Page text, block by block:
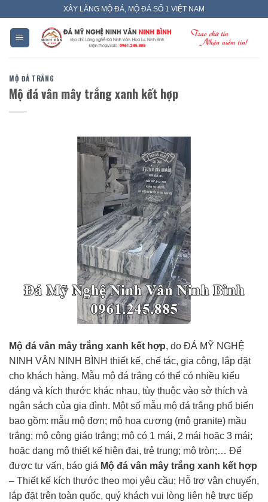
content
XÂY LĂNG MỘ ĐÁ, MỘ ĐÁ SỐ 1 VIỆT NAM
MỘ ĐÁ TRẮNG
Mộ đá vân mây trắng xanh kết hợp
Mộ đá vân mây trắng xanh kết hợp, do ĐÁ MỸ NGHỆ
NINH VÂN NINH BÌNH thiết kế, chế tác, gia công, lắp đặt
cho khách hàng. Mẫu mộ đá trắng có thể có nhiều kiểu
dáng và kích thước khác nhau, tùy thuộc vào sở thích và
ngân sách của gia đình. Một số mẫu mộ đá trắng phổ biến
bao gồm: mẫu mộ đơn; mộ hoa cương (mộ granite) mầu
trắng; mộ công giáo trắng; mộ có 1 mái, 2 mái hoặc 3 mái;
hoặc dạng mộ thiết kế hiện đại, trẻ trung; mộ tròn;… Để
được tư vấn, báo giá Mộ đá vân mây trắng xanh kết hợp
– Thiết kế kích thước theo mọi yêu cầu; Hỗ trợ vận chuyển,
lắp đặt trên toàn quốc, quý khách vui lòng liên hệ trực tiếp